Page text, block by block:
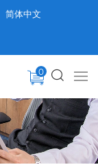
简体中文
0